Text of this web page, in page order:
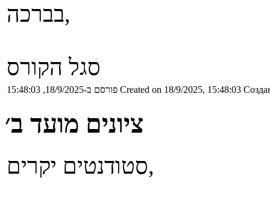
בברכה,
סגל הקורס
פורסם ב-18/9/2025, 15:48:03 Created on 18/9/2025, 15:48:03
ציונים מועד ב׳
סטודנטים יקרים,